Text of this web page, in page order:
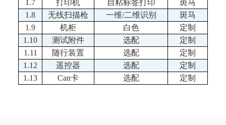
1.7
打印机 自粘标签打印
斑马
1.8
无线扫描枪 一维/二维识别
斑马
1.9
机柜 白色
定制
1.10
测试附件 选配
定制
1 .11 随行装置 选配
定制
1 .1 2 遥控器 选配
定制
1.13
Can卡 选配 定制